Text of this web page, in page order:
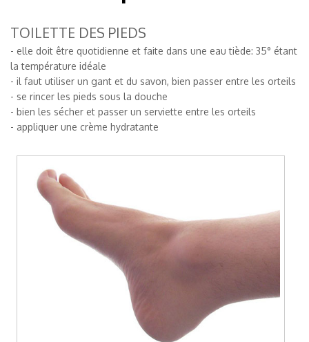
TOILETTE DES PIEDS
- elle doit être quotidienne et faite dans une eau tiède: 35° étant
la température idéale
- il faut utiliser un gant et du savon, bien passer entre les orteils
- se rincer les pieds sous la douche
- bien les sécher et passer un serviette entre les orteils
- appliquer une crème hydratante